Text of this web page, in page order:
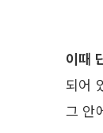
이때
되어
그 안